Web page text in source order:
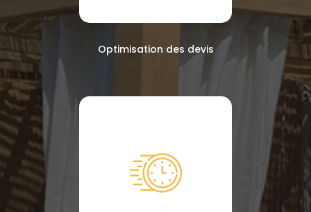
Optimisation des devis